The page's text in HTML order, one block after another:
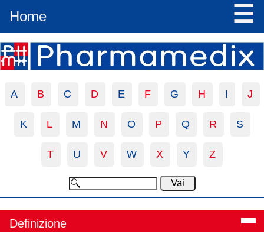
Home ☰
A B C D E F G H I J
K L M N O P Q R S
T U V W X Y Z
Definizione